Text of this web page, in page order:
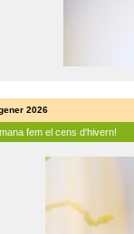
2026
fem el cens d'hivern!